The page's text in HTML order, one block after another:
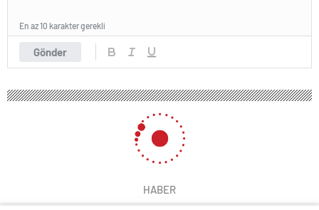
Gönder
En az 10 karakter gerekli
HABER